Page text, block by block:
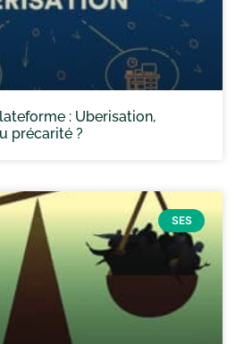
: Uberisation,
précarité ?
SES